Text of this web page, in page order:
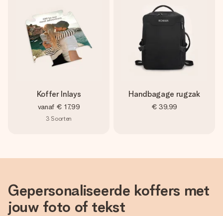
Koffer Inlays
vanaf € 17,99
3 Soorten
Handbagage rugzak
€ 39,99
Gepersonaliseerde koffers met
jouw foto of tekst